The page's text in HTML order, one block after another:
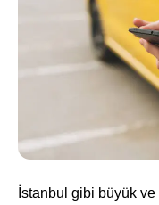
İstanbul gibi büyük